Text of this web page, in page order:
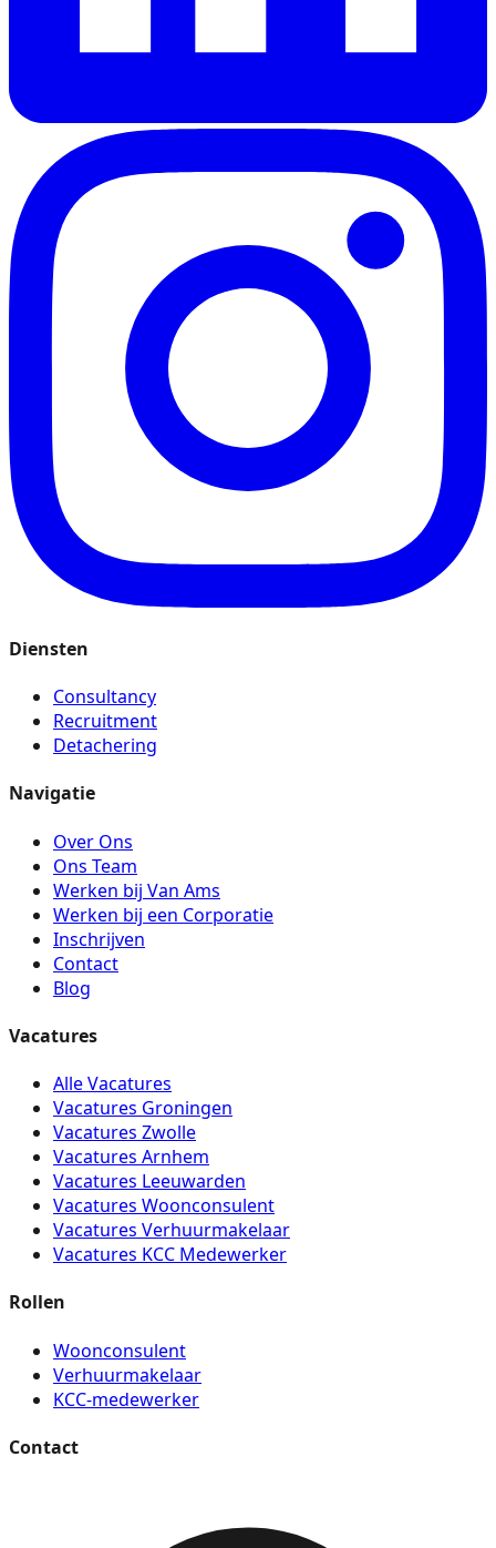
Diensten
Consultancy
Recruitment
Detachering
Navigatie
Over Ons
Ons Team
Werken bij Van Ams
Werken bij een Corporatie
Inschrijven
Contact
Blog
Vacatures
Alle Vacatures
Vacatures Groningen
Vacatures Zwolle
Vacatures Arnhem
Vacatures Leeuwarden
Vacatures Woonconsulent
Vacatures Verhuurmakelaar
Vacatures KCC Medewerker
Rollen
Woonconsulent
Verhuurmakelaar
KCC-medewerker
Contact